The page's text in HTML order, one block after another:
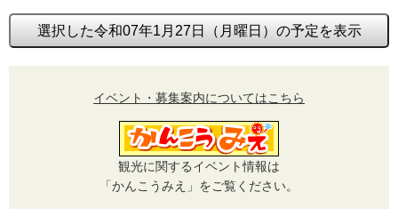
選択した令和07年1月27日（月曜日）の予定を表示
イベント・募集案内についてはこちら
観光に関するイベント情報は
「かんこうみえ」をご覧ください。